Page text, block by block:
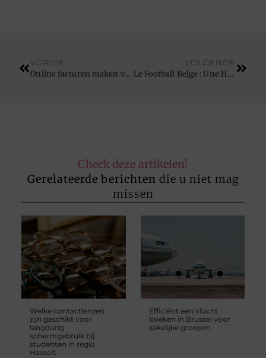
VORIGE
Online facturen maken vereenvoudigt uw administratie
VOLGENDE
Le Football Belge : Une Histoire de Passion, de Talent et d'Innovation
Check deze artikelen!
Gerelateerde berichten die u niet mag
missen
Welke contactlenzen
zijn geschikt voor
langdurig
schermgebruik bij
studenten in regio
Hasselt
Efficiënt een vlucht
boeken in Brussel voor
zakelijke groepen